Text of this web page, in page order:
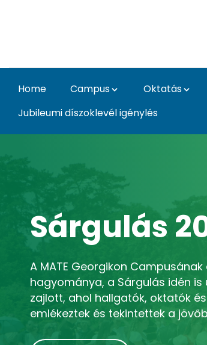
Home Campus Oktatás
Jubileumi díszoklevél igénylés
Home -
Sárgulás
A MATE Georgikon
hagyománya, a Sárgulás idén is
zajlott, ahol hallgatók, oktatók
emlékeztek és tekintettek a